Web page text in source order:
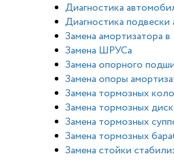
Диагностика
Диагностика подвески
Замена амортизатора
Замена ШРУСа
Замена опорного
Замена опоры
Замена тормозных
Замена тормозных
Замена тормозных
Замена тормозных
Замена стойки